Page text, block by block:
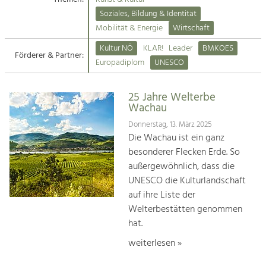
Suche
Impressum
Kontakt
Angebotsentwicklung und
Handwerk, Wissenschaft und Forschung.
Soziales, Bildung &
Identität
Gleichberechtigung, Jugend und
Integration
Mobilität & Energie
Klimawandel, öffentlicher Verkehr und
Steigerung regionaler Wertschöpfung
Soziales, Bildung & Identität
Mobilität & Energie
Wirtschaft
Förderer & Partner:
Kultur NÖ KLAR! Leader
BMKOES
Europadiplom
UNESCO
25 Jahre Welterbe
Wachau
Donnerstag, 13. März 2025
Die Wachau ist ein ganz
besonderer Flecken Erde. So
außergewöhnlich, dass die
UNESCO die Kulturlandschaft
auf ihre Liste der
Welterbestätten genommen
hat.
weiterlesen »